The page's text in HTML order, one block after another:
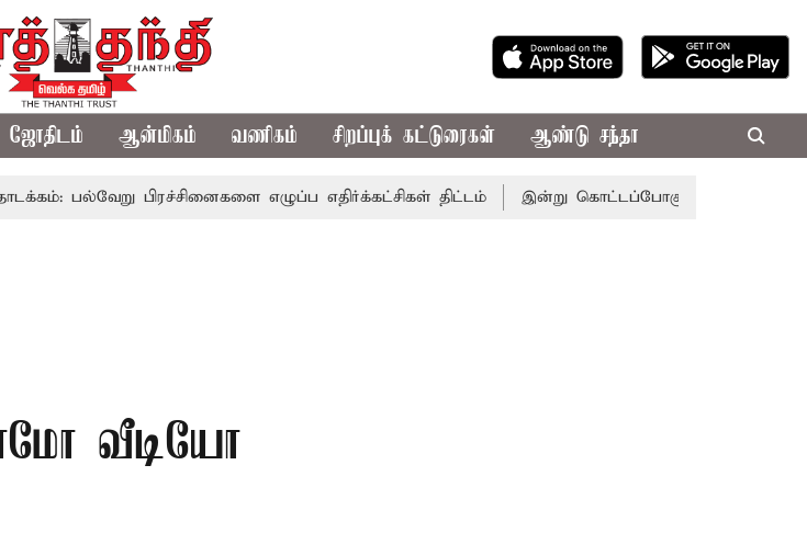
ஜோதிடம் ஆன்மிகம் வணிகம் சிறப்புக் கட்டுரைகள் ஆண்டு சந்தா
பிரச்சினைகளை எழுப்ப எதிர்க்கட்சிகள் திட்டம் இன்று கொட்டப்போகும் கனமழை.. எந்தெந்த
வீடியோ